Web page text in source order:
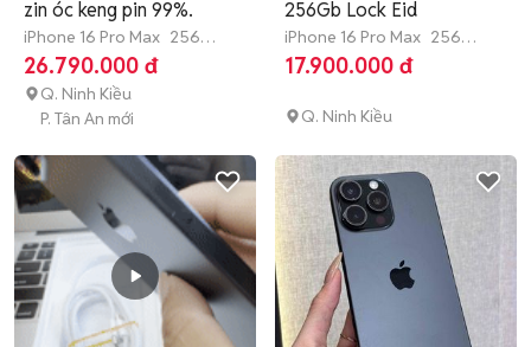
zin óc keng pin 99%.
iPhone 16 Pro Max 256
GB Còn bảo hành
26.790.000 đ
Q. Ninh Kiều
P. Tân An mới
256Gb Lock Eid
iPhone 16 Pro Max 256
GB 4-6 tháng
17.900.000 đ
Q. Ninh Kiều